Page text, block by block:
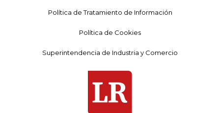
Política de Tratamiento de Información
Política de Cookies
Superintendencia de Industria y Comercio